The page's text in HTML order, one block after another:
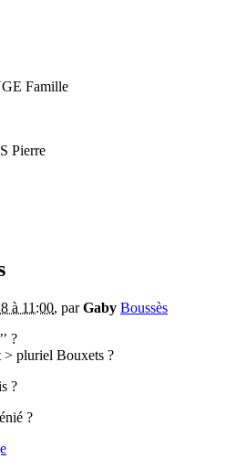
Famille
Pierre
à 11:00, parGaby Boussès
?
pluriel Bouxets ?
?
?